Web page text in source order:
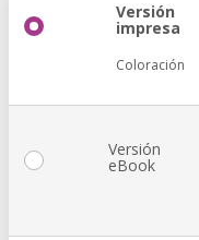
Versión
impresa
Coloración
Versión
eBook